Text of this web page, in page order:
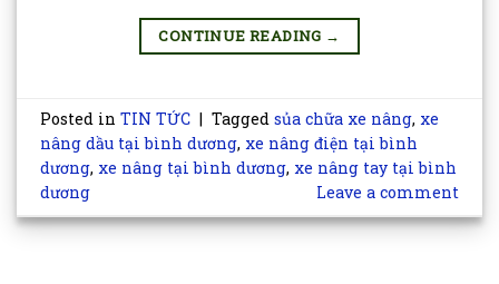
CONTINUE READING →
Posted inTIN TỨC | Taggedsủa chữa xe nâng,xe
nâng dầu tại bình dương,xe nâng điện tại bình
dương,xe nâng tại bình dương,xe nâng tay tại bình
dương
Leave a comment